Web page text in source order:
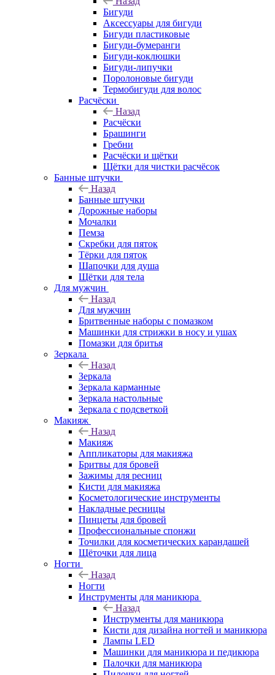
Бигуди
Аксессуары для бигуди
Бигуди пластиковые
Бигуди-бумеранги
Бигуди-коклюшки
Бигуди-липучки
Поролоновые бигуди
Термобигуди для волос
Расчёски
Назад
Расчёски
Брашинги
Гребни
Расчёски и щётки
Щётки для чистки расчёсок
Банные штучки
Назад
Банные штучки
Дорожные наборы
Мочалки
Пемза
Скребки для пяток
Тёрки для пяток
Шапочки для душа
Щётки для тела
Для мужчин
Назад
Для мужчин
Бритвенные наборы с помазком
Машинки для стрижки в носу и ушах
Помазки для бритья
Зеркала
Назад
Зеркала
Зеркала карманные
Зеркала настольные
Зеркала с подсветкой
Макияж
Назад
Макияж
Аппликаторы для макияжа
Бритвы для бровей
Зажимы для ресниц
Кисти для макияжа
Косметологические инструменты
Накладные ресницы
Пинцеты для бровей
Профессиональные спонжи
Точилки для косметических карандашей
Щёточки для лица
Ногти
Назад
Ногти
Инструменты для маникюра
Назад
Инструменты для маникюра
Кисти для дизайна ногтей и маникюра
Лампы LED
Машинки для маникюра и педикюра
Палочки для маникюра